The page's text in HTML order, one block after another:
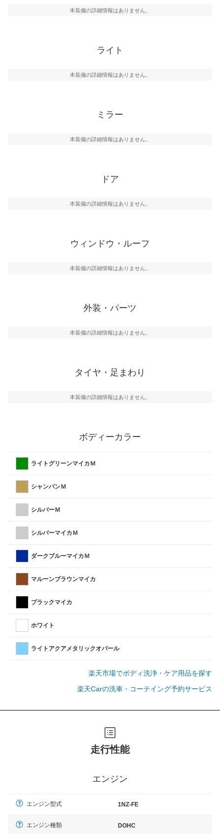
本装備の詳細情報はありません。
ライト
本装備の詳細情報はありません。
ミラー
本装備の詳細情報はありません。
ドア
本装備の詳細情報はありません。
ウィンドウ・ルーフ
本装備の詳細情報はありません。
外装・パーツ
本装備の詳細情報はありません。
タイヤ・足まわり
本装備の詳細情報はありません。
ボディーカラー
ライトグリーンマイカＭ
シャンパンＭ
シルバーＭ
シルバーマイカＭ
ダークブルーマイカＭ
マルーンブラウンマイカ
ブラックマイカ
ホワイト
ライトアクアメタリックオパール
楽天市場でボディ洗浄・ケア用品を探す
楽天Carの洗車・コーテイング予約サービス
走行性能
エンジン
エンジン型式 1NZ-FE
エンジン種類 DOHC